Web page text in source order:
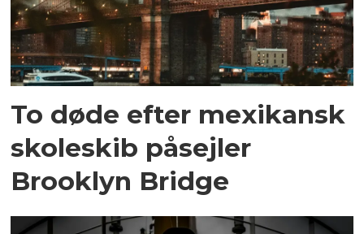
To døde efter mexikansk
skoleskib påsejler
Brooklyn Bridge